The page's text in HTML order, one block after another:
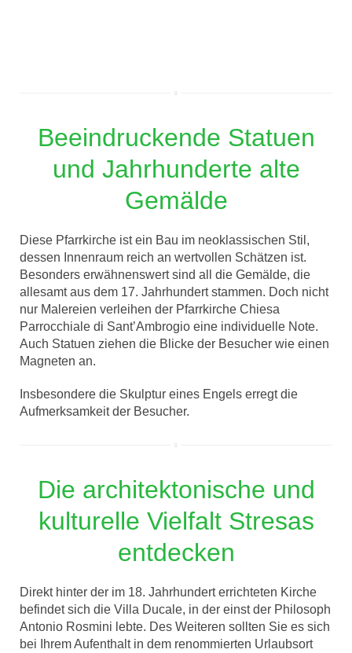
Beeindruckende Statuen
und Jahrhunderte alte
Gemälde
Diese Pfarrkirche ist ein Bau im neoklassischen Stil,
dessen Innenraum reich an wertvollen Schätzen ist.
Besonders erwähnenswert sind all die Gemälde, die
allesamt aus dem 17. Jahrhundert stammen. Doch nicht
nur Malereien verleihen der Pfarrkirche Chiesa
Parrocchiale di Sant’Ambrogio eine individuelle Note.
Auch Statuen ziehen die Blicke der Besucher wie einen
Magneten an.
Insbesondere die Skulptur eines Engels erregt die
Aufmerksamkeit der Besucher.
Die architektonische und
kulturelle Vielfalt Stresas
entdecken
Direkt hinter der im 18. Jahrhundert errichteten Kirche
befindet sich die Villa Ducale, in der einst der Philosoph
Antonio Rosmini lebte. Des Weiteren sollten Sie es sich
bei Ihrem Aufenthalt in dem renommierten Urlaubsort